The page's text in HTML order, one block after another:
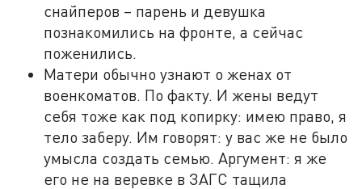
снайперов – парень и девушка
познакомились на фронте, а сейчас
поженились.
Матери обычно узнают о женах от
военкоматов. По факту. И жены ведут
себя тоже как под копирку: имею право, я
тело заберу. Им говорят: у вас же не было
умысла создать семью. Аргумент: я же
его не на веревке в ЗАГС тащила